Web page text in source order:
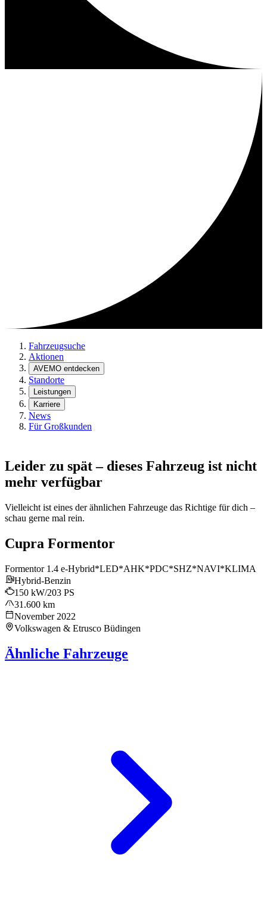
Fahrzeugsuche
Aktionen
AVEMO entdecken
Standorte
Leistungen
Karriere
News
Für Großkunden
Leider zu spät – dieses Fahrzeug ist nicht
mehr verfügbar
Vielleicht ist eines der ähnlichen Fahrzeuge das Richtige für dich –
schau gerne mal rein.
Cupra Formentor
Formentor 1.4 e-Hybrid*LED*AHK*PDC*SHZ*NAVI*KLIMA
Hybrid-Benzin
150 kW/203 PS
31.600 km
November 2022
Volkswagen & Etrusco Büdingen
Ähnliche Fahrzeuge